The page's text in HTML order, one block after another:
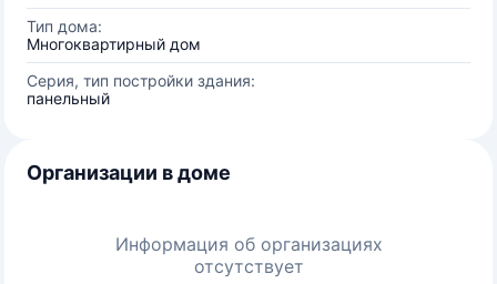
Тип дома:
Многоквартирный дом
Серия, тип постройки здания:
панельный
Организации в доме
Информация об организациях
отсутствует